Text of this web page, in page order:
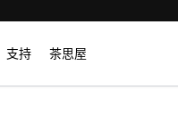
支持 茶思屋